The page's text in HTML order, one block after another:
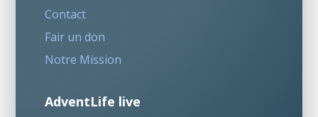
Contact
Fair un don
Notre Mission
AdventLife live